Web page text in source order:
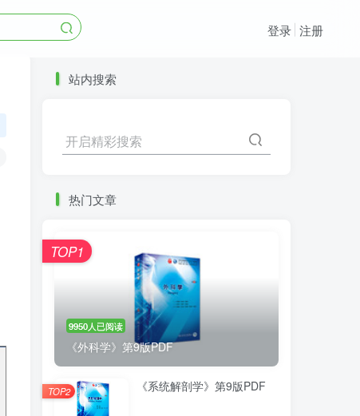
登录 注册
站内搜索
开启精彩搜索
热门文章
9950人已阅读
《外科学》第9版PDF
TOP1
《系统解剖学》第9版PDF
TOP2